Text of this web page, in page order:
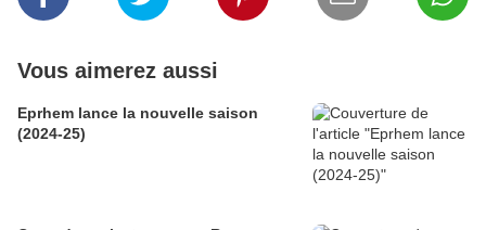
Vous aimerez aussi
Eprhem lance la nouvelle saison
(2024-25)